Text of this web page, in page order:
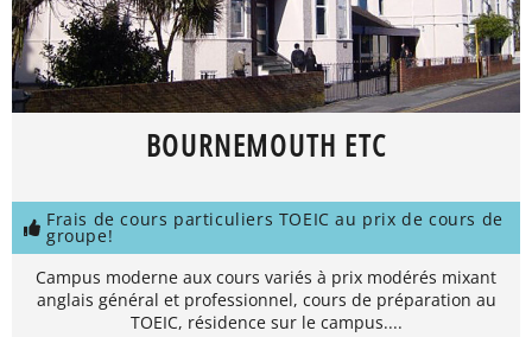
BOURNEMOUTH ETC
Frais de cours particuliers TOEIC au prix de cours de
groupe!
Campus moderne aux cours variés à prix modérés mixant
anglais général et professionnel, cours de préparation au
TOEIC, résidence sur le campus....